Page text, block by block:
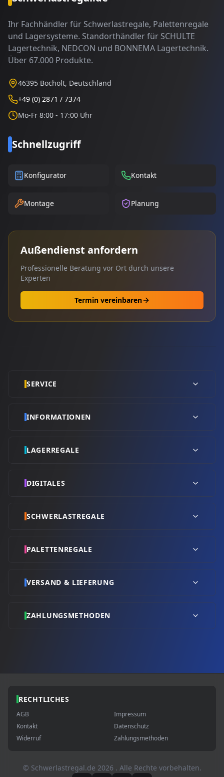
Ihr Fachhändler für Schwerlastregale, Palettenregale
und Lagersysteme. Standorthändler für SCHULTE
Lagertechnik, NEDCON und BONNEMA Lagertechnik.
Über 67.000 Produkte.
46395 Bocholt, Deutschland
+49 (0) 2871 / 7374
Mo-Fr 8:00 - 17:00 Uhr
Schnellzugriff
Konfigurator Kontakt
Montage Planung
Außendienst anfordern
Professionelle Beratung vor Ort durch unsere
Experten
Termin vereinbaren
SERVICE
INFORMATIONEN
LAGERREGALE
DIGITALES
SCHWERLASTREGALE
PALETTENREGALE
VERSAND & LIEFERUNG
ZAHLUNGSMETHODEN
RECHTLICHES
AGB
Impressum
Kontakt
Datenschutz
Widerruf
Zahlungsmethoden
© Schwerlastregal.de 2026 . Alle Rechte vorbehalten.